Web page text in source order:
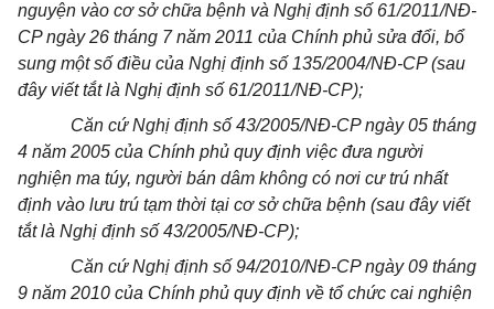
nguyện vào cơ sở chữa bệnh và Nghị định số 61/2011/NĐ-
CP ngày 26 tháng 7 năm 2011 của Chính phủ sửa đổi, bổ
sung một số điều của Nghị định số 135/2004/NĐ-CP (sau
đây viết tắt là Nghị định số 61/2011/NĐ-CP);
Căn cứ Nghị định số 43/2005/NĐ-CP ngày 05 tháng
4 năm 2005 của Chính phủ quy định việc đưa người
nghiện ma túy, người bán dâm không có nơi cư trú nhất
định vào lưu trú tạm thời tại cơ sở chữa bệnh (sau đây viết
tắt là Nghị định số 43/2005/NĐ-CP);
Căn cứ Nghị định số 94/2010/NĐ-CP ngày 09 tháng
9 năm 2010 của Chính phủ quy định về tổ chức cai nghiện